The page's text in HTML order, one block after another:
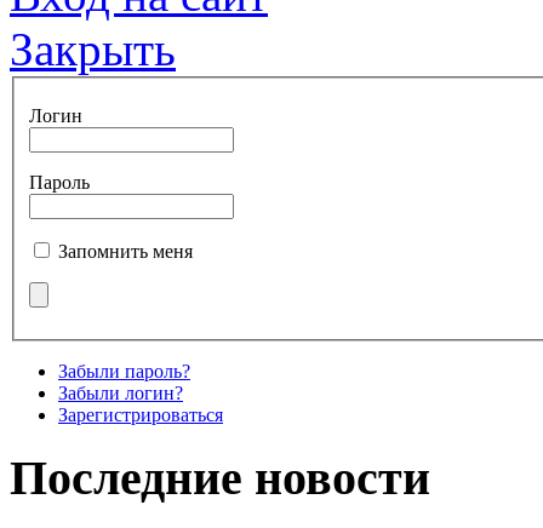
Закрыть
Логин
Пароль
Запомнить меня
Забыли пароль?
Забыли логин?
Зарегистрироваться
Последние новости